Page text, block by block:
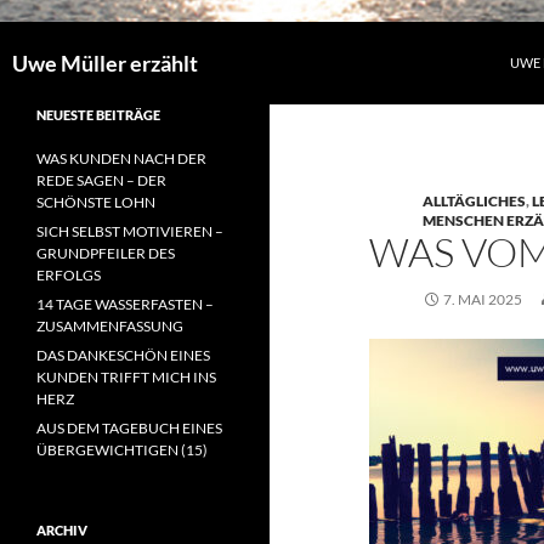
Uwe Müller erzählt UWE
ALLTÄGLICHES,
MENSCHEN
WAS
7. MAI 2025
NEUESTE BEITRÄGE
WAS KUNDEN NACH DER
REDE SAGEN – DER
SCHÖNSTE LOHN
SICH SELBST MOTIVIEREN –
GRUNDPFEILER DES
ERFOLGS
14 TAGE WASSERFASTEN –
ZUSAMMENFASSUNG
DAS DANKESCHÖN EINES
KUNDEN TRIFFT MICH INS
HERZ
AUS DEM TAGEBUCH EINES
ÜBERGEWICHTIGEN (15)
ARCHIV